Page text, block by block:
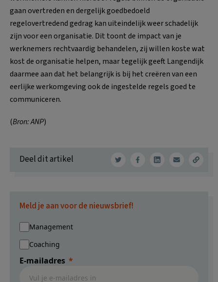
gaan overtreden en dergelijk goedbedoeld
regelovertredend gedrag kan uiteindelijk weer schadelijk
zijn voor een organisatie. Dit toont de impact van je
werknemers rechtvaardig behandelen, zij willen koste wat
kost de organisatie helpen, maar tegelijk geeft Langendijk
daarmee aan dat het belangrijk is bij het creëren van een
eerlijke werkomgeving ook de ingestelde regels goed te
communiceren.
(Bron: ANP)
Deel dit artikel
Meld je aan voor de nieuwsbrief!
Management
Coaching
E-mailadres